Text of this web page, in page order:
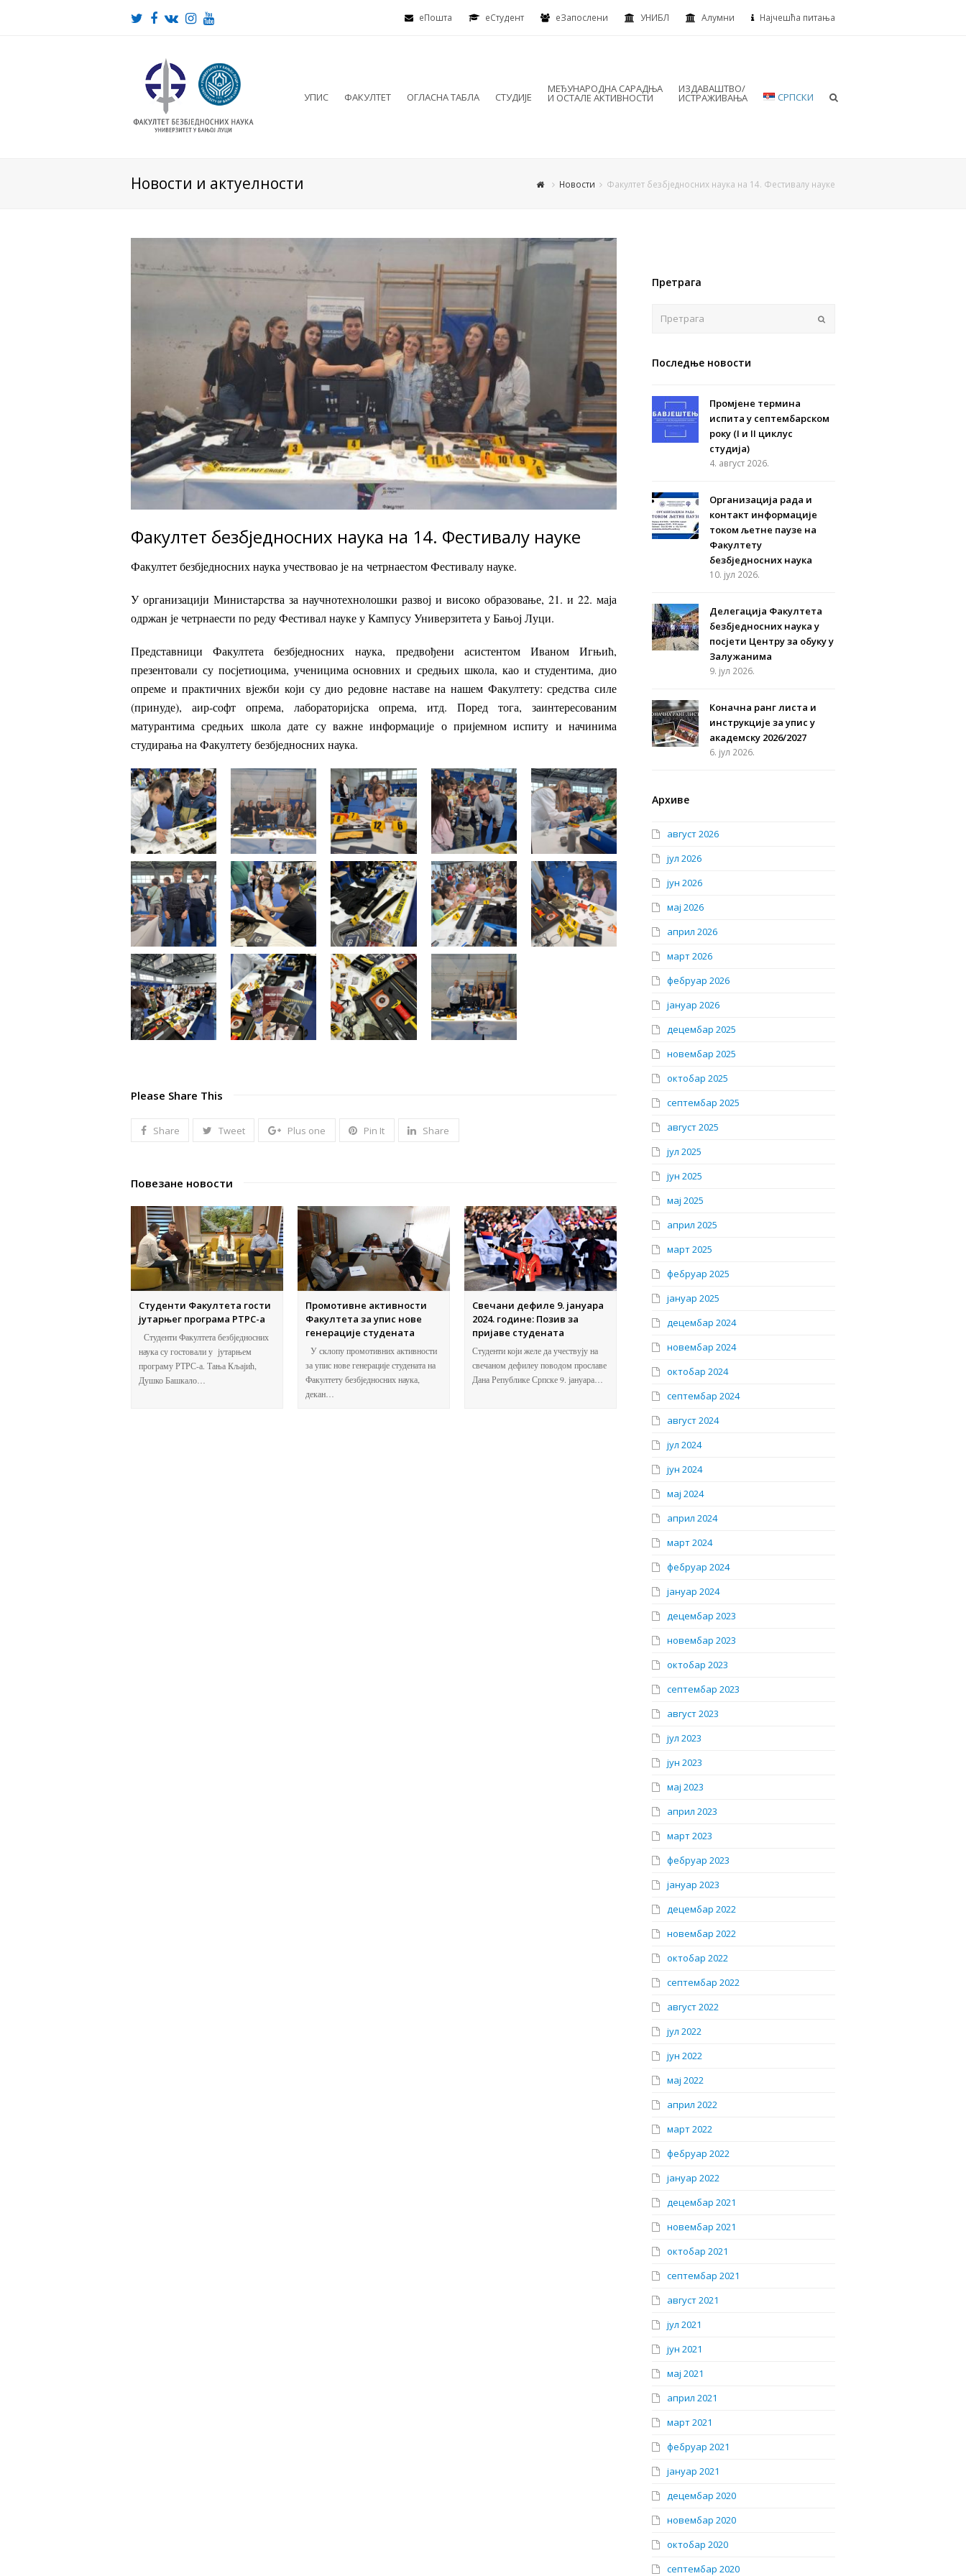
еПошта eСтудент еЗапослени УНИБЛ Алумни Најчешћа питања
Twitter
Facebook
VKInstagram
Youtube
УПИС ФАКУЛТЕТ ОГЛАСНА ТАБЛА СТУДИЈЕ
МЕЂУНАРОДНА САРАДЊА
И ОСТАЛЕ АКТИВНОСТИ
ИЗДАВАШТВО/
ИСТРАЖИВАЊА СРПСКИ
Новости и актуелности Новости Факултет безбједносних наука на 14. Фестивалу науке
Факултет безбједносних наука на 14. Фестивалу науке
Факултет безбједносних наука учествовао је на четрнаестом Фестивалу науке.
У организацији Министарства за научнотехнолошки развој и високо образовање, 21. и 22. маја
одржан је четрнаести по реду Фестивал науке у Кампусу Универзитета у Бањој Луци.
Представници Факултета безбједносних наука, предвођени асистентом Иваном Игњић,
презентовали су посјетиоцима, ученицима основних и средњих школа, као и студентима, дио
опреме и практичних вјежби који су дио редовне наставе на нашем Факултету: средства силе
(принуде), аир-софт опрема, лабораторијска опрема, итд. Поред тога, заинтересованим
матурантима средњих школа дате су важне информације о пријемном испиту и начинима
студирања на Факултету безбједносних наука.
Please Share This
Share Tweet Plus one Pin It Share
Повезане новости
Студенти Факултета гости
јутарњег програма РТРС-а
Студенти Факултета безбједносних
наука су гостовали у јутарњем
програму РТРС-а. Тања Кљајић,
Душко Башкало…
Промотивне активности
Факултета за упис нове
генерације студената
У склопу промотивних активности
за упис нове генерације студената на
Факултету безбједносних наука,
декан…
Свечани дефиле 9. јануара
2024. године: Позив за
пријаве студената
Студенти који желе да учествују на
свечаном дефилеу поводом прославе
Дана Републике Српске 9. јануара…
Претрага
Последње новости
Промјене термина
испита у септембарском
року (I и II циклус
студија)
4. август 2026.
Организација рада и
контакт информације
током љетне паузе на
Факултету
безбједносних наука
10. јул 2026.
Делегација Факултета
безбједносних наука у
посјети Центру за обуку у
Залужанима
9. јул 2026.
Коначна ранг листа и
инструкције за упис у
академску 2026/2027
6. јул 2026.
Архиве
август 2026
јул 2026
јун 2026
мај 2026
април 2026
март 2026
фебруар 2026
јануар 2026
децембар 2025
новембар 2025
октобар 2025
септембар 2025
август 2025
јул 2025
јун 2025
мај 2025
април 2025
март 2025
фебруар 2025
јануар 2025
децембар 2024
новембар 2024
октобар 2024
септембар 2024
август 2024
јул 2024
јун 2024
мај 2024
април 2024
март 2024
фебруар 2024
јануар 2024
децембар 2023
новембар 2023
октобар 2023
септембар 2023
август 2023
јул 2023
јун 2023
мај 2023
април 2023
март 2023
фебруар 2023
јануар 2023
децембар 2022
новембар 2022
октобар 2022
септембар 2022
август 2022
јул 2022
јун 2022
мај 2022
април 2022
март 2022
фебруар 2022
јануар 2022
децембар 2021
новембар 2021
октобар 2021
септембар 2021
август 2021
јул 2021
јун 2021
мај 2021
април 2021
март 2021
фебруар 2021
јануар 2021
децембар 2020
новембар 2020
октобар 2020
септембар 2020